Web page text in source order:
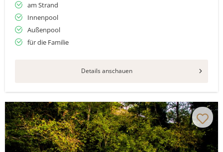
am Strand
Innenpool
Außenpool
für die Familie
Details anschauen